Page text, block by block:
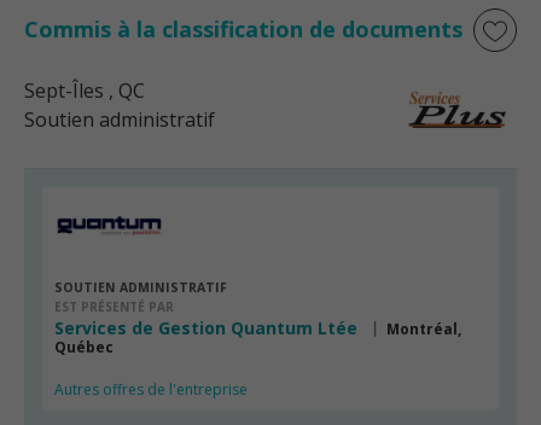
Commis à la classification de documents
Sept-Îles , QC
Soutien administratif
SOUTIEN ADMINISTRATIF
EST PRÉSENTÉ PAR
Services de Gestion Quantum Ltée
Montréal,
Québec
Autres offres de l'entreprise